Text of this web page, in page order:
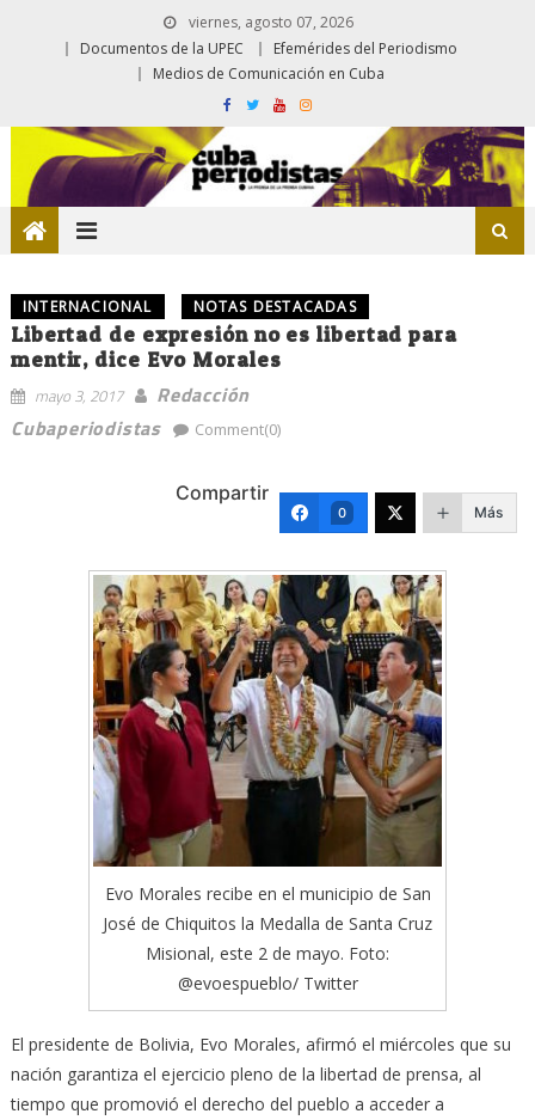
viernes, agosto 07, 2026
Documentos de la UPEC
Efemérides del Periodismo
Medios de Comunicación en Cuba
INTERNACIONAL NOTAS DESTACADAS
Libertad de expresión no es libertad para
mentir, dice Evo Morales
mayo 3, 2017
Redacción
Cubaperiodistas
Comment(0)
Compartir
0 Más
Evo Morales recibe en el municipio de San
José de Chiquitos la Medalla de Santa Cruz
Misional, este 2 de mayo. Foto:
@evoespueblo/ Twitter
El presidente de Bolivia, Evo Morales, afirmó el miércoles que su
nación garantiza el ejercicio pleno de la libertad de prensa, al
tiempo que promovió el derecho del pueblo a acceder a